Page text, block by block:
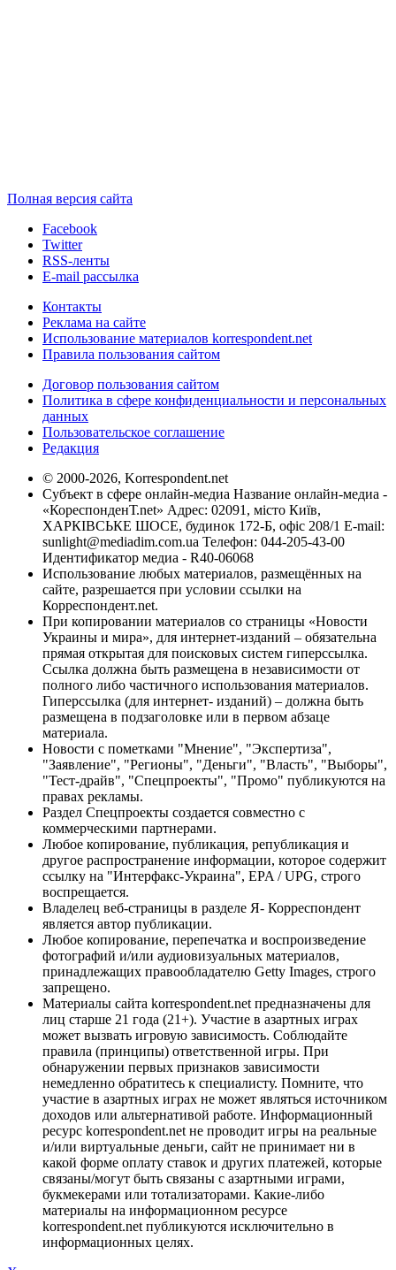
Полная версия сайта
Facebook
Twitter
RSS-ленты
E-mail рассылка
Контакты
Реклама на сайте
Использование материалов korrespondent.net
Правила пользования сайтом
Договор пользования сайтом
Политика в сфере конфиденциальности и персональных
данных
Пользовательское соглашение
Редакция
© 2000-2026, Korrespondent.net
Субъект в сфере онлайн-медиа Название онлайн-медиа -
«КореспонденТ.net» Адрес: 02091, місто Київ,
ХАРКІВСЬКЕ ШОСЕ, будинок 172-Б, офіс 208/1 E-mail:
sunlight@mediadim.com.ua Телефон: 044-205-43-00
Идентификатор медиа - R40-06068
Использование любых материалов, размещённых на
сайте, разрешается при условии ссылки на
Корреспондент.net.
При копировании материалов со страницы «Новости
Украины и мира», для интернет-изданий – обязательна
прямая открытая для поисковых систем гиперссылка.
Ссылка должна быть размещена в независимости от
полного либо частичного использования материалов.
Гиперссылка (для интернет- изданий) – должна быть
размещена в подзаголовке или в первом абзаце
материала.
Новости с пометками "Мнение", "Экспертиза",
"Заявление", "Регионы", "Деньги", "Власть", "Выборы",
"Тест-драйв", "Спецпроекты", "Промо" публикуются на
правах рекламы.
Раздел Спецпроекты создается совместно с
коммерческими партнерами.
Любое копирование, публикация, републикация и
другое распространение информации, которое содержит
ссылку на "Интерфакс-Украина", EPA / UPG, строго
воспрещается.
Владелец веб-страницы в разделе Я- Корреспондент
является автор публикации.
Любое копирование, перепечатка и воспроизведение
фотографий и/или аудиовизуальных материалов,
принадлежащих правообладателю Getty Images, строго
запрещено.
Материалы сайта korrespondent.net предназначены для
лиц старше 21 года (21+). Участие в азартных играх
может вызвать игровую зависимость. Соблюдайте
правила (принципы) ответственной игры. При
обнаружении первых признаков зависимости
немедленно обратитесь к специалисту. Помните, что
участие в азартных играх не может являться источником
доходов или альтернативой работе. Информационный
ресурс korrespondent.net не проводит игры на реальные
и/или виртуальные деньги, сайт не принимает ни в
какой форме оплату ставок и других платежей, которые
связаны/могут быть связаны с азартными играми,
букмекерами или тотализаторами. Какие-либо
материалы на информационном ресурсе
korrespondent.net публикуются исключительно в
информационных целях.